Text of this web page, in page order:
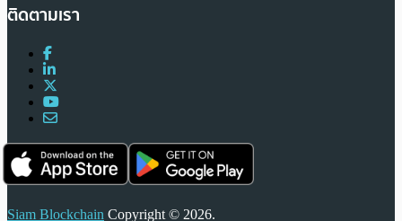
ติดตามเรา
Siam Blockchain Copyright © 2026.